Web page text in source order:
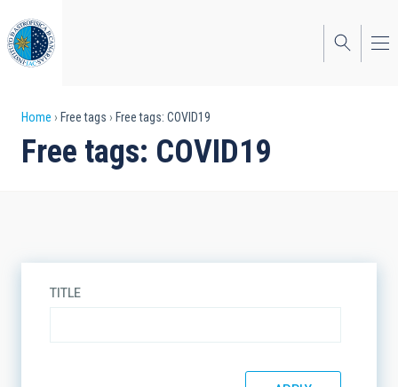
to
main
content
Breadcrumb
Home Free tags Free tags: COVID19
Free tags: COVID19
TITLE